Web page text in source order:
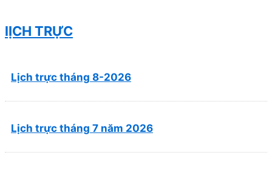
lỊCH TRỰC
Lịch trực tháng 8-2026
Lịch trực tháng 7 năm 2026